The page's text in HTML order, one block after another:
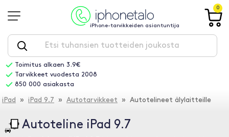
iPhone-tarvikkeiden asiantuntija
0
Toimitus alkaen 3.9€
Tarvikkeet vuodesta 2008
850 000 asiakasta
iPad » iPad 9.7 » Autotarvikkeet » Autotelineet älylaitteille
Autoteline iPad 9.7